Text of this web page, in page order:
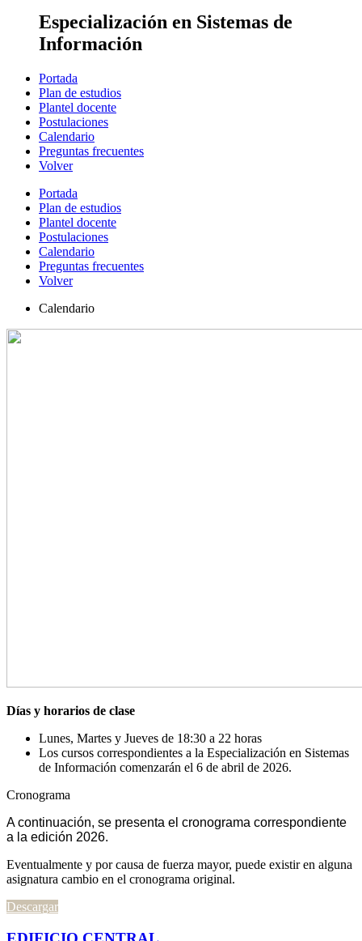
Especialización en Sistemas de
Información
Portada
Plan de estudios
Plantel docente
Postulaciones
Calendario
Preguntas frecuentes
Volver
Portada
Plan de estudios
Plantel docente
Postulaciones
Calendario
Preguntas frecuentes
Volver
Calendario
Días y horarios de clase
Lunes, Martes y Jueves de 18:30 a 22 horas
Los cursos correspondientes a la Especialización en Sistemas
de Información comenzarán el 6 de abril de 2026.
Cronograma
A continuación, se presenta el cronograma correspondiente
a la edición 2026.
Eventualmente y por causa de fuerza mayor, puede existir en alguna
asignatura cambio en el cronograma original.
Descargar